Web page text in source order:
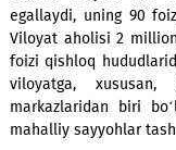
dan ortiq yangi va
ishga tushirdi.
Buxoro viloyati
egallaydi, uning 90
Viloyat aholisi 2